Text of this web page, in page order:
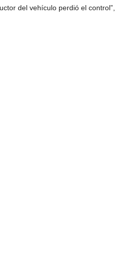
del vehículo perdió el control”,